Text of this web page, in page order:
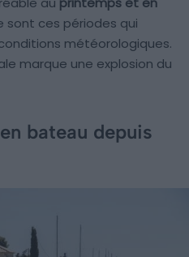
sont ces périodes qui
météorologiques.
marque une explosion du
bateau depuis